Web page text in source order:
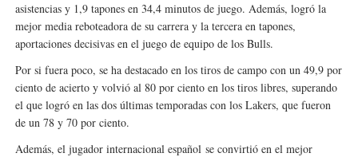
asistencias y 1,9 tapones en 34,4 minutos de juego. Además, logró la
mejor media reboteadora de su carrera y la tercera en tapones,
aportaciones decisivas en el juego de equipo de los Bulls.
Por si fuera poco, se ha destacado en los tiros de campo con un 49,9 por
ciento de acierto y volvió al 80 por ciento en los tiros libres, superando
el que logró en las dos últimas temporadas con los Lakers, que fueron
de un 78 y 70 por ciento.
Además, el jugador internacional español se convirtió en el mejor